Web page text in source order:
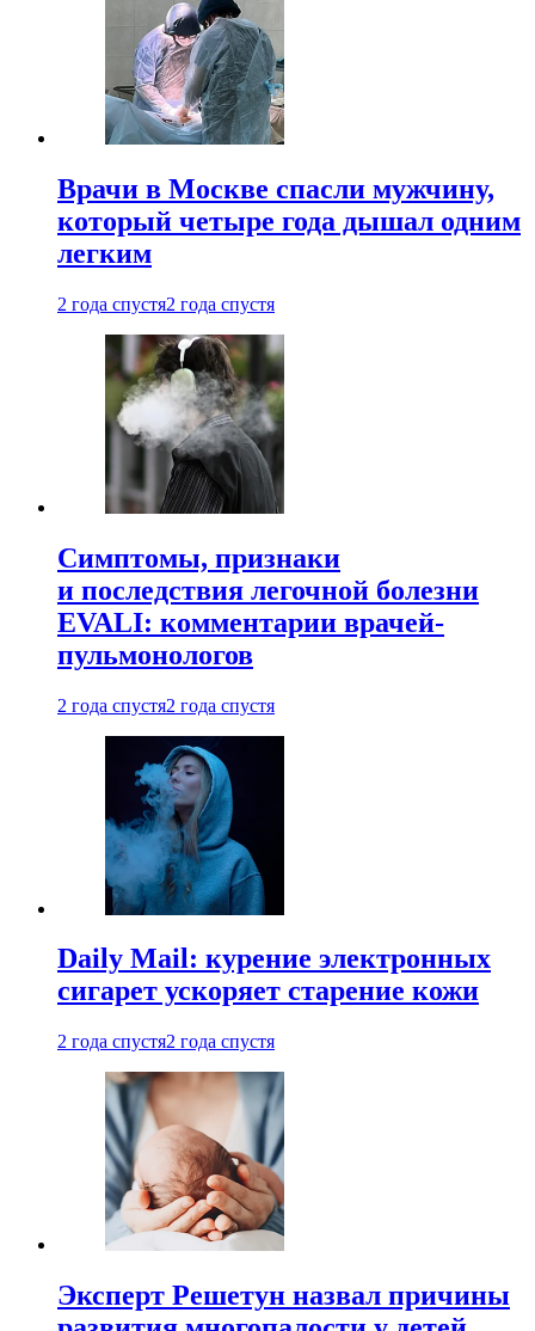
Врачи в Москве спасли мужчину,
который четыре года дышал одним
легким
2 года спустя2 года спустя
Симптомы, признаки
и последствия легочной болезни
EVALI: комментарии врачей-
пульмонологов
2 года спустя2 года спустя
Daily Mail: курение электронных
сигарет ускоряет старение кожи
2 года спустя2 года спустя
Эксперт Решетун назвал причины